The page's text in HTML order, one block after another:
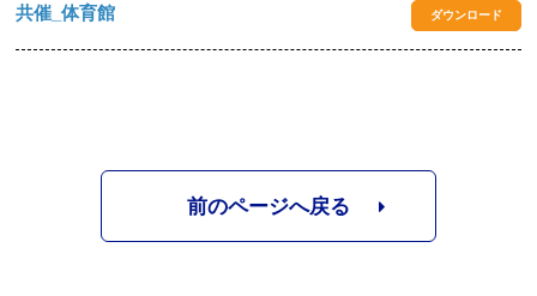
共催_体育館 ダウンロード
前のページへ戻る